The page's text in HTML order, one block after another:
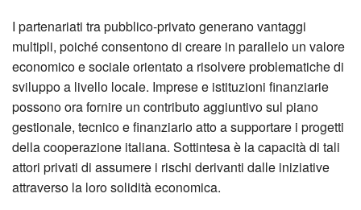
I partenariati tra pubblico-privato generano vantaggi
multipli, poiché consentono di creare in parallelo un valore
economico e sociale orientato a risolvere problematiche di
sviluppo a livello locale. Imprese e istituzioni finanziarie
possono ora fornire un contributo aggiuntivo sul piano
gestionale, tecnico e finanziario atto a supportare i progetti
della cooperazione italiana. Sottintesa è la capacità di tali
attori privati di assumere i rischi derivanti dalle iniziative
attraverso la loro solidità economica.